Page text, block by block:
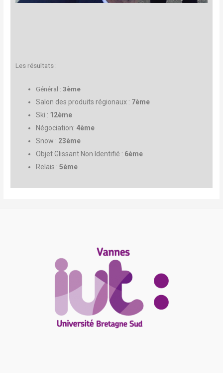
Les résultats :
Général :3ème
Salon des produits régionaux : 7ème
Ski : 12ème
Négociation: 4ème
Snow : 23ème
Objet Glissant Non Identifié : 6ème
Relais :5ème